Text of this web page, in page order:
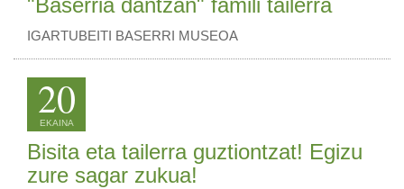
"Baserria dantzan" famili tailerra
IGARTUBEITI BASERRI MUSEOA
20
EKAINA
Bisita eta tailerra guztiontzat! Egizu
zure sagar zukua!